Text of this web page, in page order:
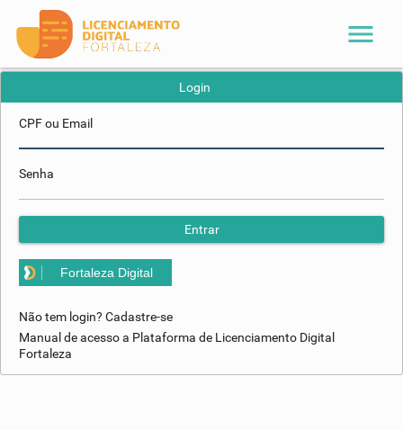
menu
Login
CPF ou Email
Senha
Entrar
Fortaleza Digital
Não tem login? Cadastre-se
Manual de acesso a Plataforma de Licenciamento Digital
Fortaleza